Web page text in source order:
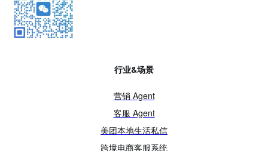
行业&场景
营销 Agent
客服 Agent
美团本地生活私信
跨境电商客服系统